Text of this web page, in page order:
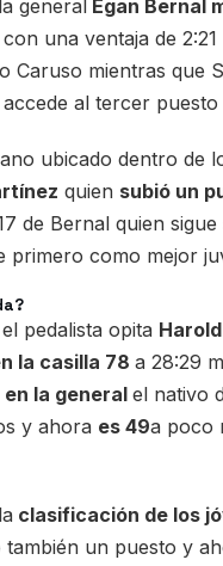
general Egan Bernal
con una ventaja de
Caruso mientras que
al tercer puesto
ubicado dentro de
quien subió un
de Bernal quien
primero como mejor
pedalista opita
la casilla 78 a 28:29
en la general el nativo
y ahora es 49a poco
clasificación de los
también un puesto y